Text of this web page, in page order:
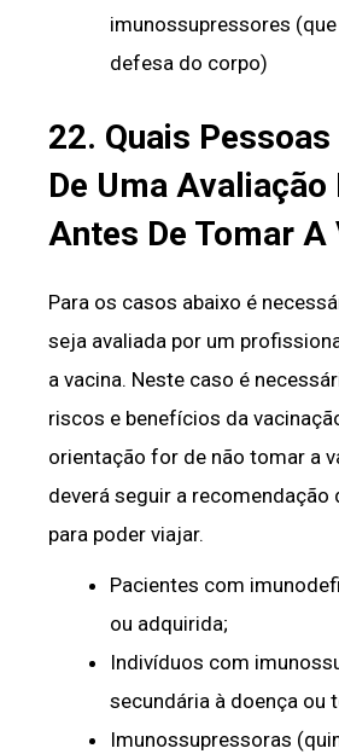
imunossupressores
defesa do corpo)
22. Quais
De Uma
Antes De Tomar A
Para os casos abaixo é
seja avaliada por um
a vacina. Neste caso é
riscos e benefícios da
orientação for de não tomar a
deverá seguir a recomendação
para poder viajar.
Pacientes com
ou adquirida;
Indivíduos com
secundária à doença ou
Imunossupressoras